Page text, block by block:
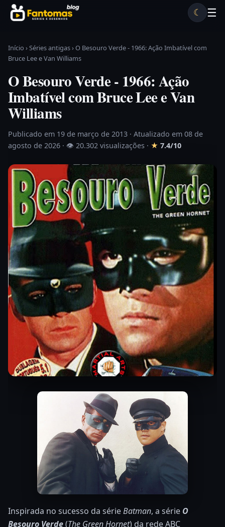
Pular para o conteúdo
☰
☾
Início ›Séries antigas›O Besouro Verde - 1966: Ação Imbatível com
Bruce Lee e Van Williams
O Besouro Verde - 1966: Ação
Imbatível com Bruce Lee e Van
Williams
Publicado em 19 de março de 2013 · Atualizado em 08 de
agosto de 2026 · 👁 20.302 visualizações · ★ 7.4/10
Inspirada no sucesso da sérieBatman, a série O
Besouro Verde(The Green Hornet) da rede ABC